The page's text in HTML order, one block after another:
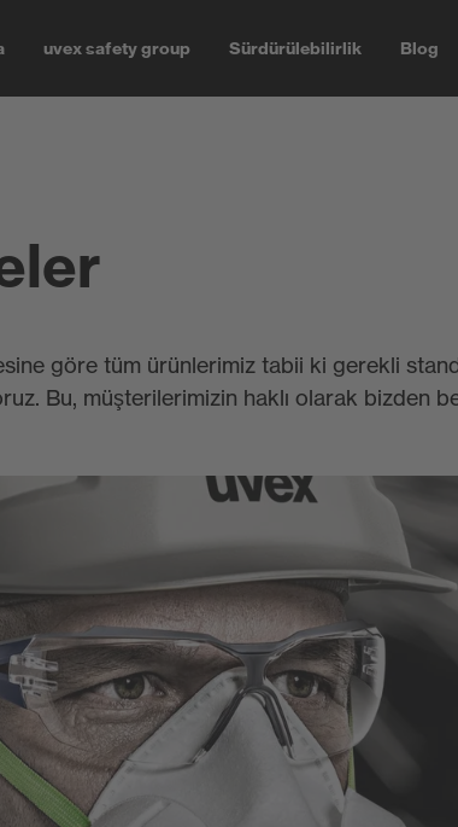
uvex safety group Sürdürülebilirlik Blog
göre tüm ürünlerimiz tabii ki gerekli
Bu, müşterilerimizin haklı olarak bizden